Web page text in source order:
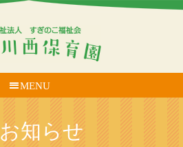
MENU
お知らせ